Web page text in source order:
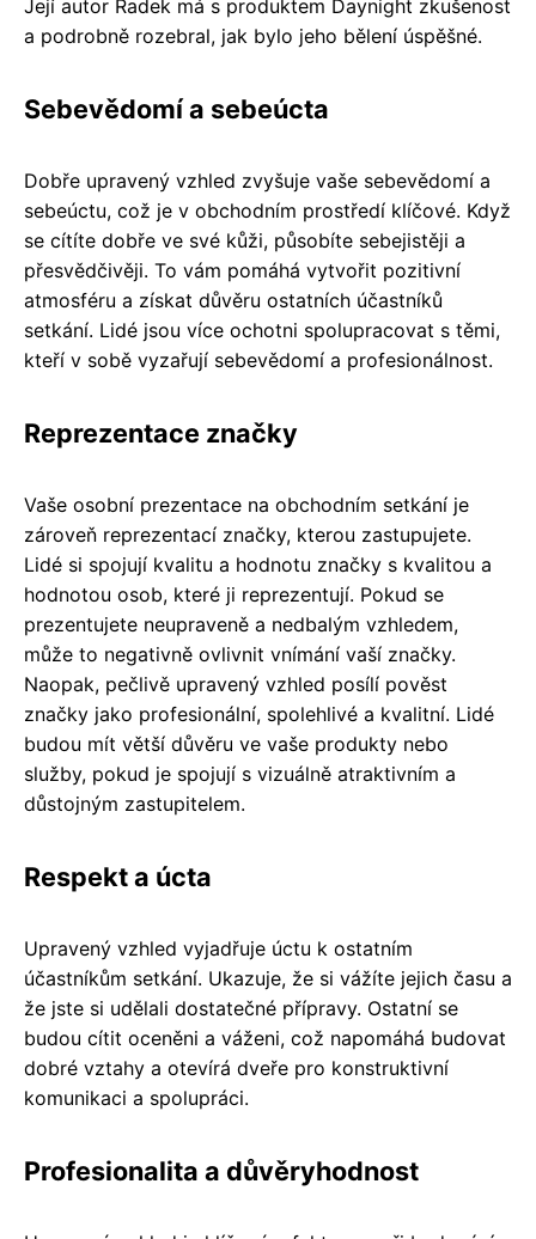
Její autor Radek má s produktem Daynight zkušenost
a podrobně rozebral, jak bylo jeho bělení úspěšné.
Sebevědomí a sebeúcta
Dobře upravený vzhled zvyšuje vaše sebevědomí a
sebeúctu, což je v obchodním prostředí klíčové. Když
se cítíte dobře ve své kůži, působíte sebejistěji a
přesvědčivěji. To vám pomáhá vytvořit pozitivní
atmosféru a získat důvěru ostatních účastníků
setkání. Lidé jsou více ochotni spolupracovat s těmi,
kteří v sobě vyzařují sebevědomí a profesionálnost.
Reprezentace značky
Vaše osobní prezentace na obchodním setkání je
zároveň reprezentací značky, kterou zastupujete.
Lidé si spojují kvalitu a hodnotu značky s kvalitou a
hodnotou osob, které ji reprezentují. Pokud se
prezentujete neupraveně a nedbalým vzhledem,
může to negativně ovlivnit vnímání vaší značky.
Naopak, pečlivě upravený vzhled posílí pověst
značky jako profesionální, spolehlivé a kvalitní. Lidé
budou mít větší důvěru ve vaše produkty nebo
služby, pokud je spojují s vizuálně atraktivním a
důstojným zastupitelem.
Respekt a úcta
Upravený vzhled vyjadřuje úctu k ostatním
účastníkům setkání. Ukazuje, že si vážíte jejich času a
že jste si udělali dostatečné přípravy. Ostatní se
budou cítit oceněni a váženi, což napomáhá budovat
dobré vztahy a otevírá dveře pro konstruktivní
komunikaci a spolupráci.
Profesionalita a důvěryhodnost